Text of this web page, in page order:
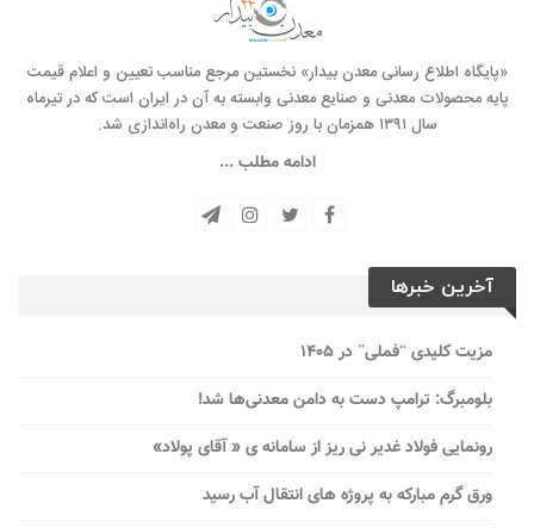
«پایگاه اطلاع رسانی معدن بیدار» نخستین مرجع مناسب تعیین و اعلام قیمت
پایه محصولات معدنی و صنایع معدنی وابسته به آن در ایران است که در تیرماه
سال ۱۳۹۱ همزمان با روز صنعت و معدن راه‌‌اندازی شد.
ادامه مطلب ...
آخرین خبرها
مزیت کلیدی “فملی” در ۱۴۰۵
بلومبرگ: ترامپ دست به دامن معدنی‌ها شد!
رونمایی فولاد غدیر نی ریز از سامانه ی « آقای پولاد»
ورق گرم مبارکه به پروژه های انتقال آب رسید